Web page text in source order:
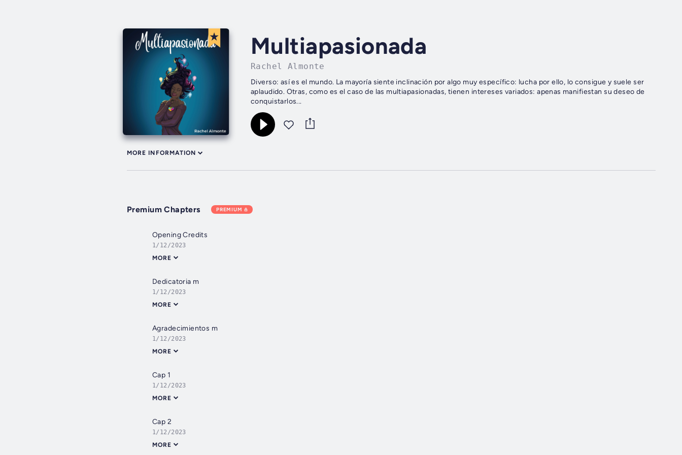
Multiapasionada
Rachel Almonte
Diverso: así es el mundo. La mayoría siente inclinación por algo muy específico: lucha por ello, lo consigue y suele ser
aplaudido. Otras, como es el caso de las multiapasionadas, tienen intereses variados: apenas manifiestan su deseo de
conquistarlos...
MORE INFORMATION
Premium Chapters PREMIUM
Opening Credits
1/12/2023
MORE
Dedicatoria m
1/12/2023
MORE
Agradecimientos m
1/12/2023
MORE
Cap 1
1/12/2023
MORE
Cap 2
1/12/2023
MORE